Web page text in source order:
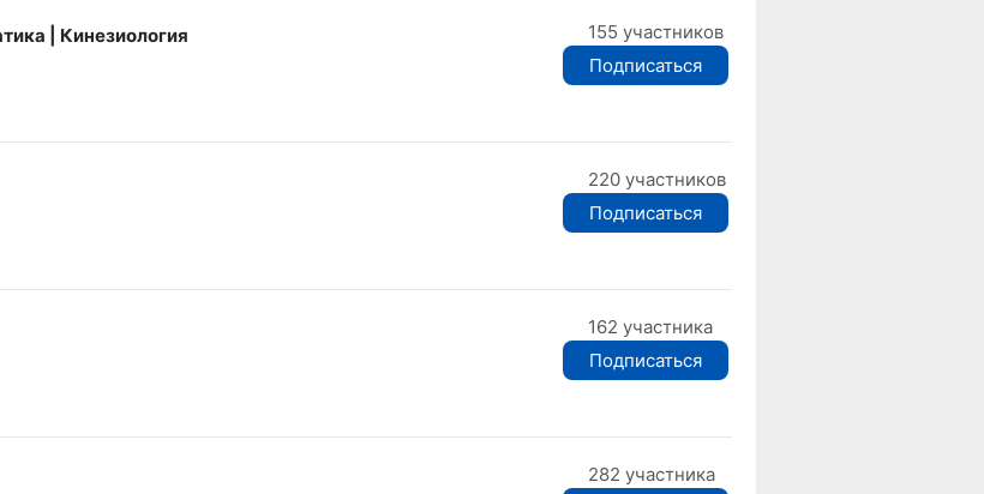
| Кинезиология
155 участников
Подписаться
220 участников
Подписаться
162 участника
Подписаться
282 участника